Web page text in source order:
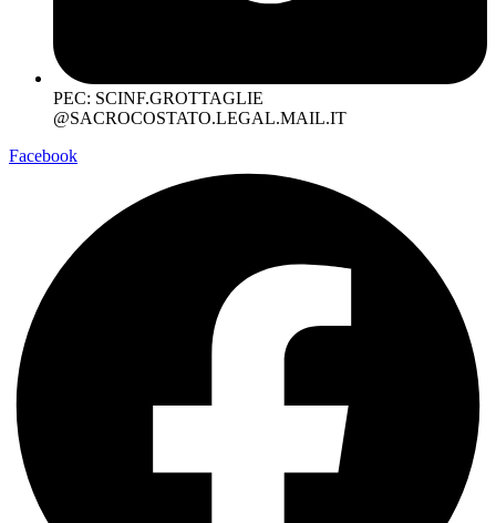
PEC: SCINF.GROTTAGLIE
@SACROCOSTATO.LEGAL.MAIL.IT
Facebook